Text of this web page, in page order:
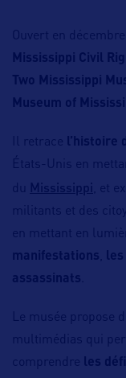
Ouvert en
Mississippi Civil
Two Mississippi
Museum of
Il retrace
États-Unis en
du Mississippi , et
militants et des
en mettant en
manifestations
assassinats
Le musée propose
multimédias qui
comprendre
les